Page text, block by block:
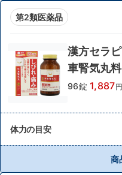
第2類医薬品
漢方セラ
車腎気丸
96錠 1,887
体力の目安
商